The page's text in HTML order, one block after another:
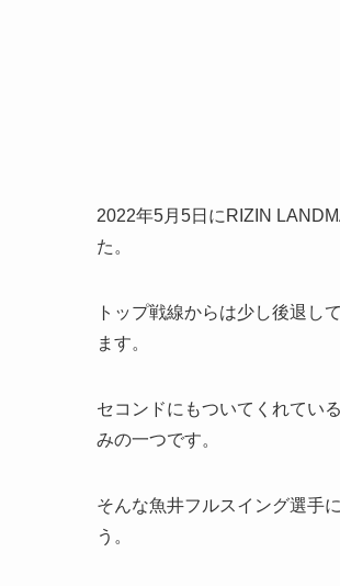
2022年5月5日にRIZIN
た。
トップ戦線からは少し後退し
ます。
セコンドにもついてくれてい
みの一つです。
そんな魚井フルスイング選手
う。